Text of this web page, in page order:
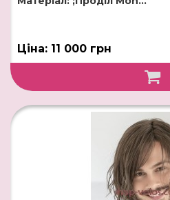
Ціна: 11 000 грн